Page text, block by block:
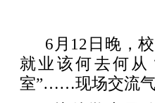
6月12日晚，
就业该何去何从
室”……现场交流气